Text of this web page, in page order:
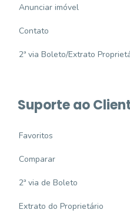
Anunciar imóvel
Contato
2ª via Boleto/Extrato
Suporte ao
Favoritos
Comparar
2ª via de Boleto
Extrato do Proprietário